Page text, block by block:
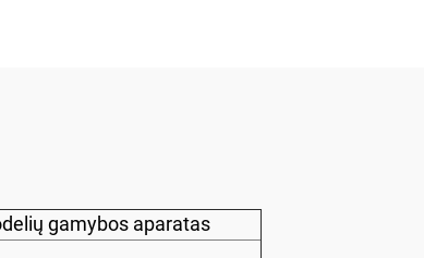
gamybos aparatas